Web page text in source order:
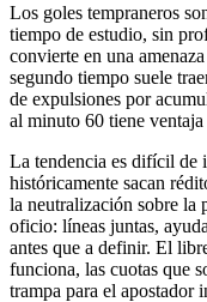
Los goles tempraneros
tiempo de estudio, sin
convierte en una
segundo tiempo suele
de expulsiones por
al minuto 60 tiene
La tendencia es difícil de
históricamente sacan
la neutralización sobre la
oficio: líneas juntas,
antes que a definir. El
funciona, las cuotas que
trampa para el apostador